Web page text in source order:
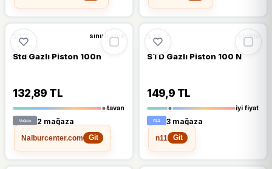
STD sınırlı stok
Std Gazlı Piston 100n
132,89 TL
tavan
2 mağaza
Nalburcenter.com
Git
%48 %48 DÜŞTÜ
STD stokta
STD Gazlı Piston 100 N
149,9 TL
iyi fiyat
3 mağaza
n11
Git